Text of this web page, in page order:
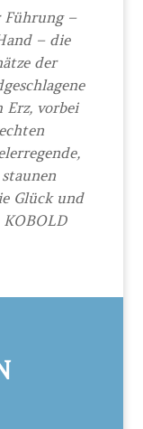
Führung –
– die
der
Erz, vorbei
Glück und
KOBOLD